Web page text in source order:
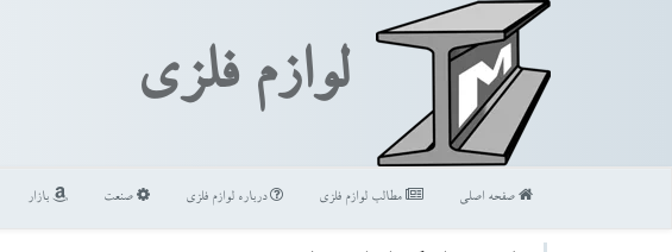
لوازم فلزی
صفحه اصلی مطالب لوازم فلزی درباره لوازم فلزی صنعت بازار